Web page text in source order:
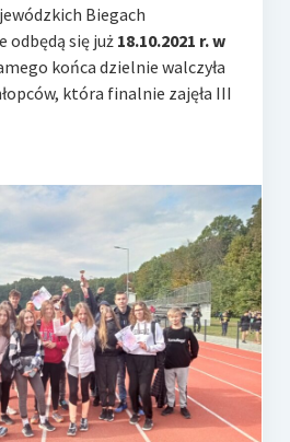
Biegach
się już 18.10.2021 r. w
końca dzielnie walczyła
która finalnie zajęła III